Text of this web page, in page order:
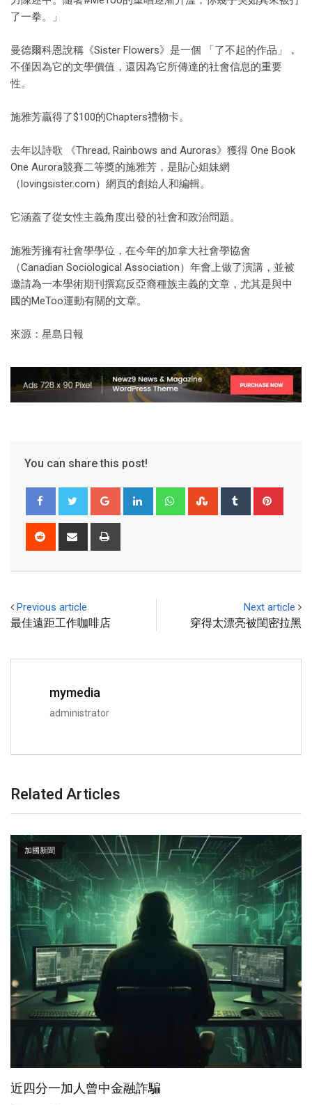
了一拳。」
曼德爾科恩說稱《Sister Flowers》是一個 「了不起的作品」，
不僅因為它的文學價值，還因為它所傳達的社會信息的重要
性。
施雅芳贏得了$100的Chapters禮物卡。
去年以詩歌 《Thread, Rainbows and Auroras》獲得 One Book
One Aurora競賽二等獎的施雅芳，是貼心姐妹網
（lovingsister.com）網頁的創始人和編輯。
它涵蓋了從女性主義角度出發的社會和政治問題。
施雅芳擁有社會學學位，在今年的加拿大社會學協會
（Canadian Sociological Association）年會上做了演講，並被
邀請為一本學術期刊撰寫反亞裔種族主義的文章，尤其是與中
國的MeToo運動有關的文章。
來源：星島日報
You can share this post!
Previous article
最佳遠距工作咖啡店
Next article
穿得太漂亮被閨密拉黑
mymedia
administrator
Related Articles
加國新聞
近四分一加人曾中金融詐騙